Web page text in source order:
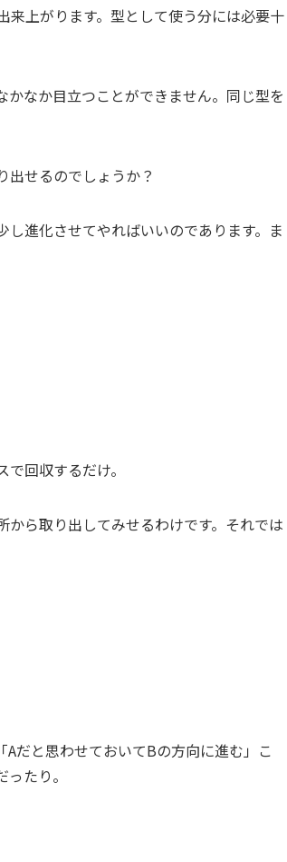
上がります。型として使う分には必要十
なか目立つことができません。同じ型を
出せるのでしょうか？
進化させてやればいいのであります。ま
回収するだけ。
ら取り出してみせるわけです。それでは
だと思わせておいてBの方向に進む」こ
たり。